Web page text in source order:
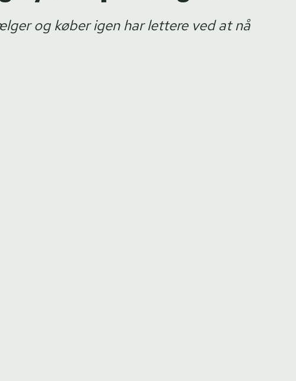
og køber igen har lettere ved at nå